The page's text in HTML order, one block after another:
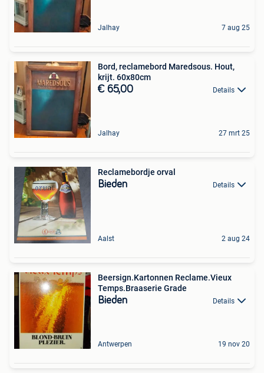
Jalhay 7 aug 25
Bord, reclamebord Maredsous. Hout,
krijt. 60x80cm
€ 65,00 Details
Jalhay 27 mrt 25
Reclamebordje orval
Bieden Details
Aalst 2 aug 24
Beersign.Kartonnen Reclame.Vieux
Temps.Braaserie Grade
Bieden Details
Antwerpen 19 nov 20